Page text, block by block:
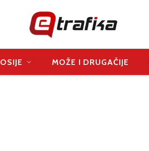
MOŽE I DRUGAČIJE